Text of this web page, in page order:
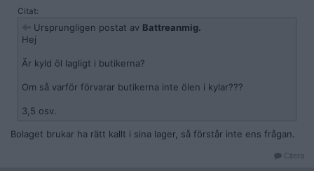
Citat:
Ursprungligen postat av Battreanmig.
Hej
Är kyld öl lagligt i butikerna?
Om så varför förvarar butikerna inte ölen i kylar???
3,5 osv.
Bolaget brukar ha rätt kallt i sina lager, så förstår inte ens frågan.
Citera